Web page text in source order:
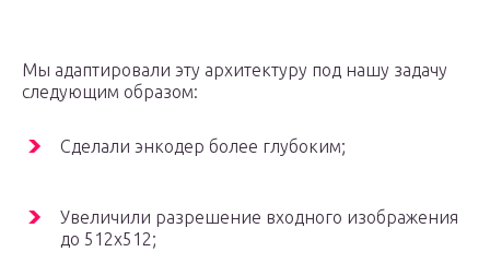
Мы адаптировали эту архитектуру под нашу задачу
следующим образом:
Сделали энкодер более глубоким;
Увеличили разрешение входного изображения
до 512х512;